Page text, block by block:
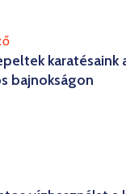
karatésaink
bajnokságon